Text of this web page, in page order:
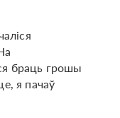
браць грошы
я пачаў